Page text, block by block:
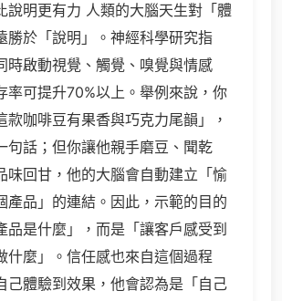
說明更有力 人類的大腦天生對「體
勝於「說明」。神經科學研究指
時啟動視覺、觸覺、嗅覺與情感
率可提升70%以上。舉例來說，你
款咖啡豆有果香與巧克力尾韻」，
句話；但你讓他親手磨豆、聞乾
味回甘，他的大腦會自動建立「愉
產品」的連結。因此，示範的目的
品是什麼」，而是「讓客戶感受到
什麼」。信任感也來自這個過程
體驗到效果，他會認為是「自己